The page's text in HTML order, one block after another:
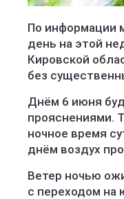
По информации
день на этой
Кировской
без
Днём 6 июня
прояснениями.
ночное время
днём воздух
Ветер ночью
с переходом на